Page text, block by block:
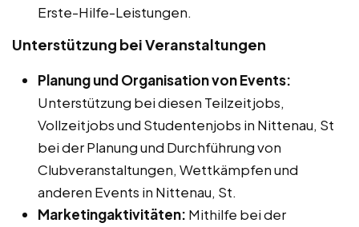
Erste-Hilfe-Leistungen.
Unterstützung bei Veranstaltungen
Planung und Organisation von Events:
Unterstützung bei diesen Teilzeitjobs,
Vollzeitjobs und Studentenjobs in Nittenau, St
bei der Planung und Durchführung von
Clubveranstaltungen, Wettkämpfen und
anderen Events in Nittenau, St.
Marketingaktivitäten: Mithilfe bei der